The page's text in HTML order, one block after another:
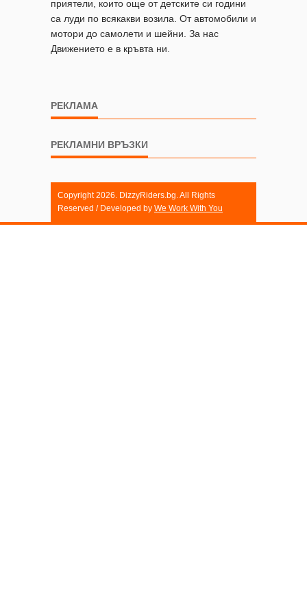
приятели, които още от детските си години
са луди по всякакви возила. От автомобили и
мотори до самолети и шейни. За нас
Движението е в кръвта ни.
РЕКЛАМА
РЕКЛАМНИ ВРЪЗКИ
Copyright 2026. DizzyRiders.bg. All Rights
Reserved / Developed by We Work With You